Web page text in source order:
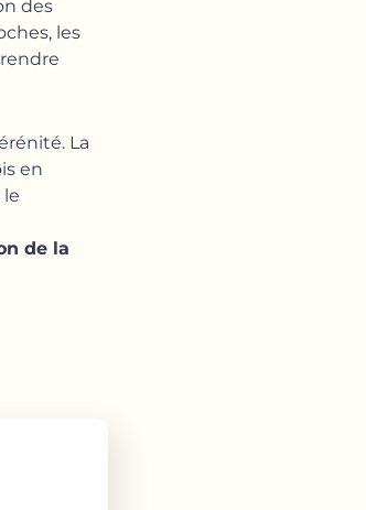
des
les
La
en
de la